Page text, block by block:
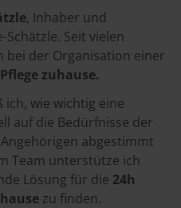
, Inhaber und
Seit vielen
bei der Organisation einer
zuhause.
wie wichtig eine
auf die Bedürfnisse der
abgestimmt
Team unterstütze ich
Lösung für die 24h
zu finden.